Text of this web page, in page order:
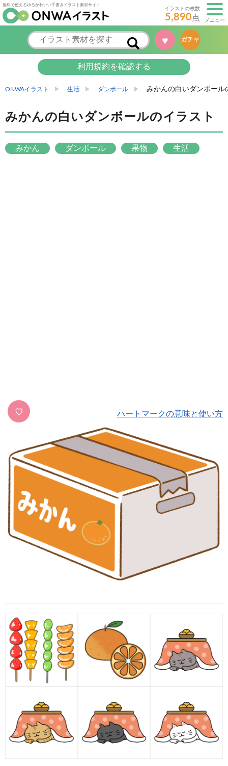
無料で使えるゆるかわいい手書きイラスト素材サイト
イラストの枚数
5,890点 メニュー
♥ ガチャ
利用規約を確認する
ONWAイラスト 生活 ダンボール みかんの白いダンボール
みかんの白いダンボールのイラスト
みかん ダンボール 果物 生活
♡ ハートマークの意味と使い方